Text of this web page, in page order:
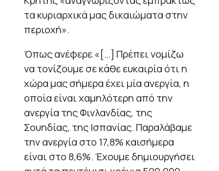
τα κυριαρχικά μας δικαιώματα στην
περιοχή».
Όπως ανέφερε «[…] Πρέπει νομίζω
να τονίζουμε σε κάθε ευκαιρία ότι η
χώρα μας σήμερα έχει μία ανεργία, η
οποία είναι χαμηλότερη από την
ανεργία της Φινλανδίας, της
Σουηδίας, της Ισπανίας. Παραλάβαμε
την ανεργία στο 17,8% καισήμερα
είναι στο 8,6%. Έχουμε δημιουργήσει